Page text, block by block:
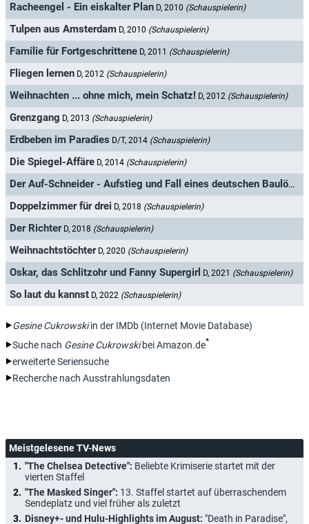
Racheengel - Ein eiskalter Plan D, 2010 (Schauspielerin)
Tulpen aus Amsterdam D, 2010 (Schauspielerin)
Familie für Fortgeschrittene D, 2011 (Schauspielerin)
Fliegen lernen D, 2012 (Schauspielerin)
Weihnachten ... ohne mich, mein Schatz! D, 2012 (Schauspielerin)
Grenzgang D, 2013 (Schauspielerin)
Erdbeben im Paradies D/T, 2014 (Schauspielerin)
Die Spiegel-Affäre D, 2014 (Schauspielerin)
Der Auf-Schneider - Aufstieg und Fall eines deutschen Baulöwen
Doppelzimmer für drei D, 2018 (Schauspielerin)
Der Richter D, 2018 (Schauspielerin)
Weihnachtstöchter D, 2020 (Schauspielerin)
Oskar, das Schlitzohr und Fanny Supergirl D, 2021 (Schauspielerin)
So laut du kannst D, 2022 (Schauspielerin)
Gesine Cukrowskiin der IMDb (Internet Movie Database)
Suche nach Gesine Cukrowskibei Amazon.de*
erweiterte Seriensuche
Recherche nach Ausstrahlungsdaten
Meistgelesene TV-News
"The Chelsea Detective": Beliebte Krimiserie startet mit der
vierten Staffel
"The Masked Singer": 13. Staffel startet auf überraschendem
Sendeplatz und viel früher als zuletzt
Disney+- und Hulu-Highlights im August: "Death in Paradise",